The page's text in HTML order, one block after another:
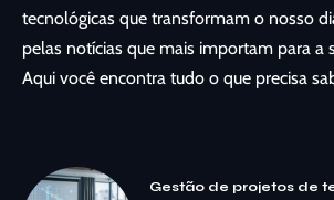
tecnológicas que transformam o nosso
pelas notícias que mais importam para a
Aqui você encontra tudo o que precisa
Gestão de projetos de